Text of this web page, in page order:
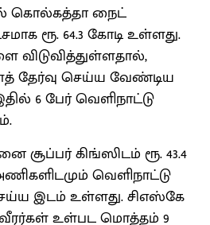
கொல்கத்தா நைட்
ரூ. 64.3 கோடி உள்ளது.
விடுவித்துள்ளதால்,
தேர்வு செய்ய வேண்டிய
6 பேர் வெளிநாட்டு
சூப்பர் கிங்ஸிடம் ரூ. 43.4
வெளிநாட்டு
இடம் உள்ளது. சிஎஸ்கே
உள்பட மொத்தம் 9